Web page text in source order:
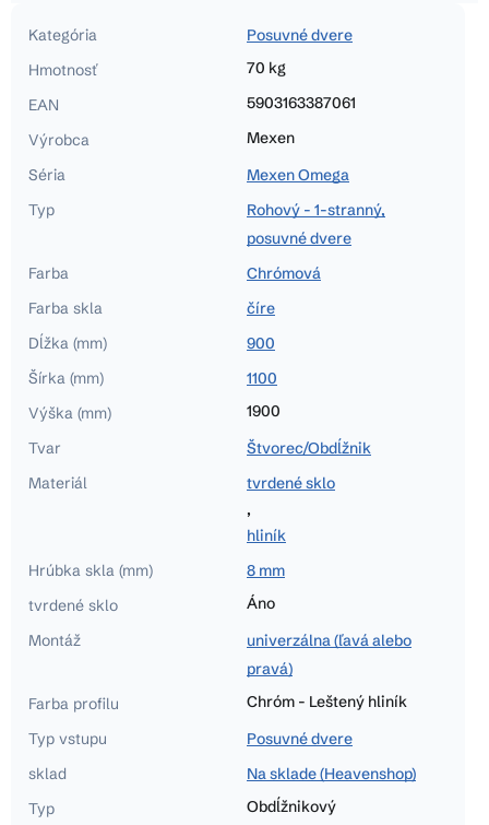
Kategória
Posuvné dvere
Hmotnosť
70 kg
EAN
5903163387061
Výrobca
Mexen
Séria
Mexen Omega
Typ
Rohový - 1-stranný,
posuvné dvere
Farba
Chrómová
Farba skla
číre
Dĺžka (mm)
900
Šírka (mm)
1100
Výška (mm)
1900
Tvar
Štvorec/Obdĺžnik
Materiál
tvrdené sklo
,
hliník
Hrúbka skla (mm)
8 mm
tvrdené sklo
Áno
Montáž
univerzálna (ľavá alebo
pravá)
Farba profilu
Chróm - Leštený hliník
Typ vstupu
Posuvné dvere
sklad
Na sklade (Heavenshop)
Typ
Obdĺžnikový